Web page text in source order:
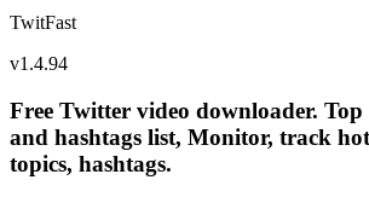
TwitFast
v1.4.94
Free Twitter video downloader.
and hashtags list, Monitor, track
topics, hashtags.